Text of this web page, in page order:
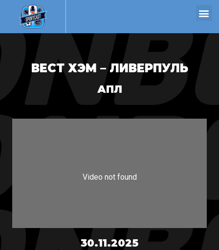
ВЕСТ ХЭМ – ЛИВЕРПУЛЬ
АПЛ
30.11.2025